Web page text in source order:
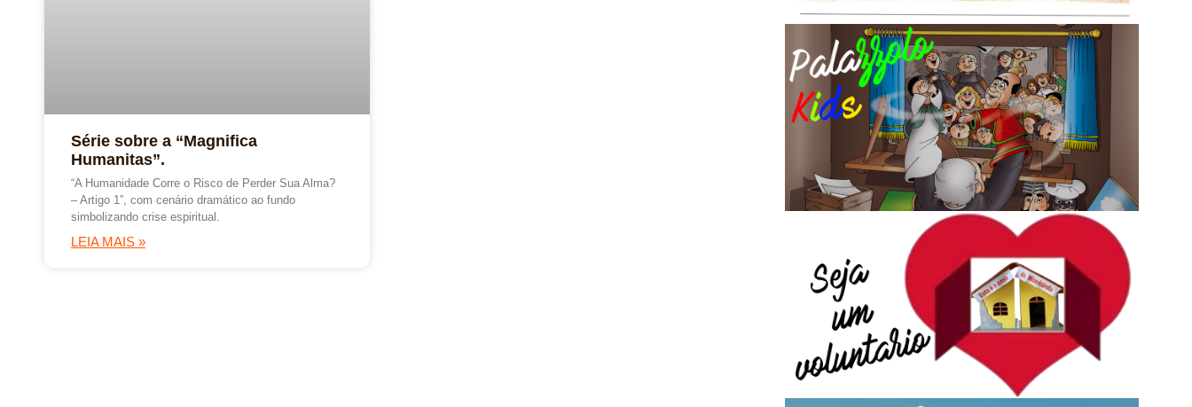
Série sobre a “Magnifica
Humanitas”.
“A Humanidade Corre o Risco de Perder Sua Alma?
– Artigo 1”, com cenário dramático ao fundo
simbolizando crise espiritual.
LEIA MAIS »